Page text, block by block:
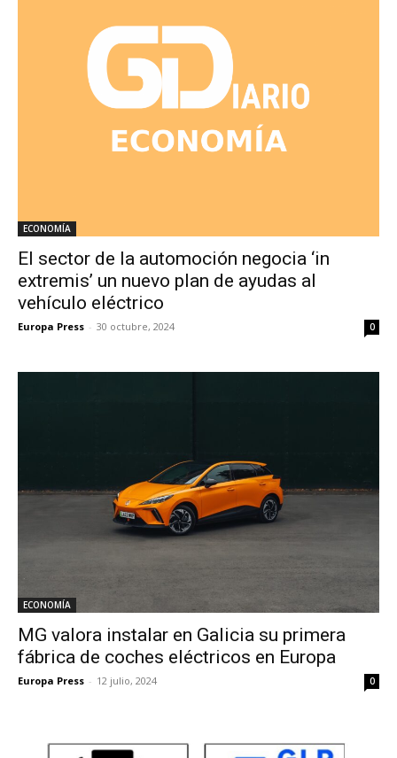
ECONOMÍA
El sector de la automoción negocia ‘in
extremis’ un nuevo plan de ayudas al
vehículo eléctrico
Europa Press - 30 octubre, 2024 0
ECONOMÍA
MG valora instalar en Galicia su primera
fábrica de coches eléctricos en Europa
Europa Press - 12 julio, 2024 0